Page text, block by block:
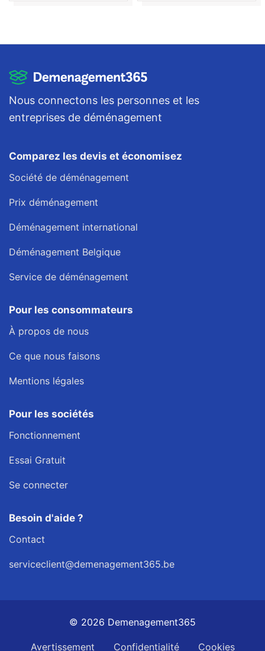
Nous connectons les personnes et les
entreprises de déménagement
Comparez les devis et économisez
Société de déménagement
Prix déménagement
Déménagement international
Déménagement Belgique
Service de déménagement
Pour les consommateurs
À propos de nous
Ce que nous faisons
Mentions légales
Pour les sociétés
Fonctionnement
Essai Gratuit
Se connecter
Besoin d'aide ?
Contact
serviceclient@demenagement365.be
© 2026 Demenagement365
Avertissement Confidentialité Cookies